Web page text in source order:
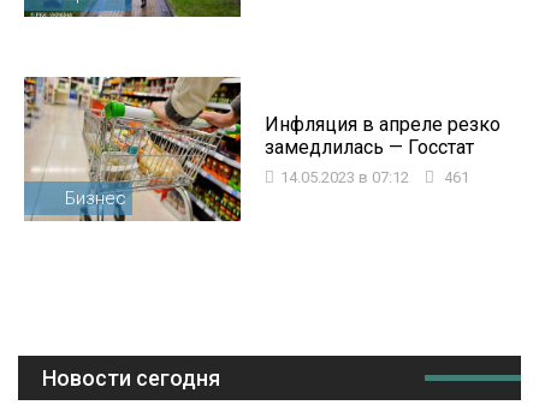
Бизнес
Инфляция в апреле резко
замедлилась — Госстат
14.05.2023 в 07:12 461
Новости сегодня